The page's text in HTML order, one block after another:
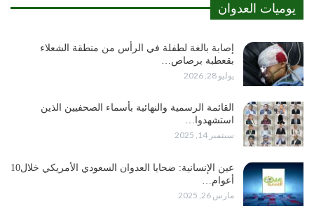
يوميات العدوان
إصابة بالغة لطفلة في الرأس من منطقة الشعلاء
بقعطبة برصاص…
يوليو 28, 2026
القائمة الرسمية والنهائية بأسماء الصحفيين الذين
استشهدوا…
سبتمبر 14, 2025
عين الإنسانية: ضحايا العدوان السعودي الأمريكي خلال10
أعوام…
مارس 26, 2025